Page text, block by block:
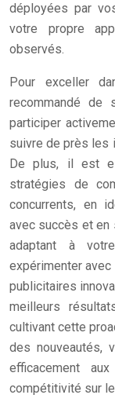
déployées par
votre propre
observés.
Pour exceller
recommandé de
participer
suivre de près les
De plus, il est
stratégies de
concurrents, en
avec succès et en
adaptant à
expérimenter
publicitaires
meilleurs
cultivant cette
des nouveautés,
efficacement
compétitivité sur le